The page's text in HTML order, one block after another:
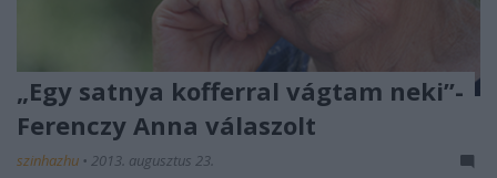
„Egy satnya kofferral vágtam neki”-
Ferenczy Anna válaszolt
szinhazhu • 2013. augusztus 23.